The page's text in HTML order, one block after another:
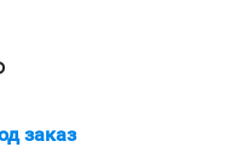
заказ